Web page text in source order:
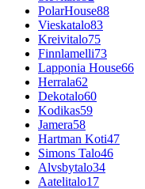
PolarHouse88
Vieskatalo83
Kreivitalo75
Finnlamelli73
Lapponia House66
Herrala62
Dekotalo60
Kodikas59
Jamera58
Hartman Koti47
Simons Talo46
Alvsbytalo34
Aatelitalo17